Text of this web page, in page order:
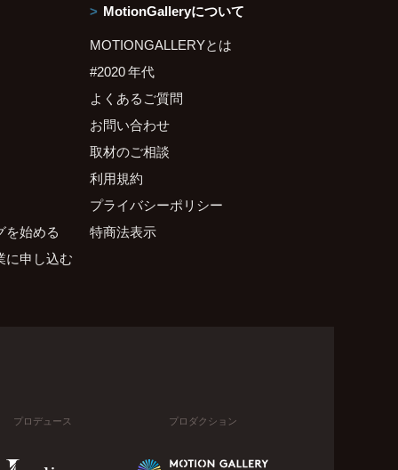
を始める
に申し込む
MotionGalleryについて
MOTIONGALLERYとは
#2020 年代
よくあるご質問
お問い合わせ
取材のご相談
利用規約
プライバシーポリシー
特商法表示
プロデュース プロダクション